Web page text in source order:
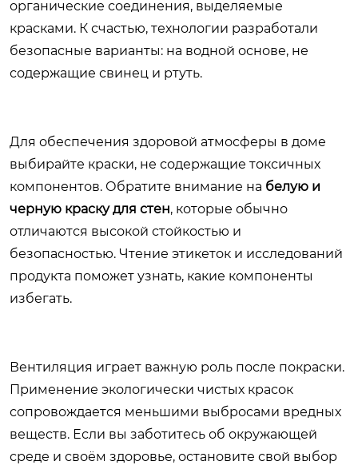
органические соединения, выделяемые
красками. К счастью, технологии разработали
безопасные варианты: на водной основе, не
содержащие свинец и ртуть.
Для обеспечения здоровой атмосферы в доме
выбирайте краски, не содержащие токсичных
компонентов. Обратите внимание на белую и
черную краску для стен, которые обычно
отличаются высокой стойкостью и
безопасностью. Чтение этикеток и исследований
продукта поможет узнать, какие компоненты
избегать.
Вентиляция играет важную роль после покраски.
Применение экологически чистых красок
сопровождается меньшими выбросами вредных
веществ. Если вы заботитесь об окружающей
среде и своём здоровье, остановите свой выбор